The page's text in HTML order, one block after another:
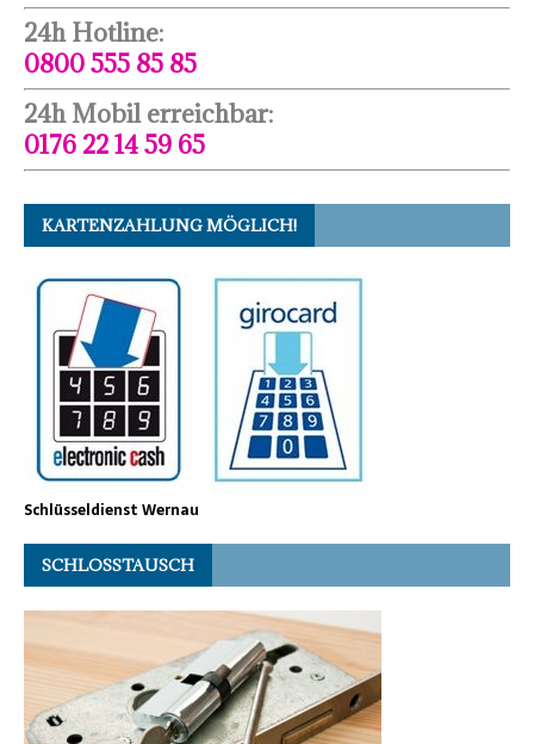
24h Hotline:
0800 555 85 85
24h Mobil erreichbar:
0176 22 14 59 65
KARTENZAHLUNG MÖGLICH!
Schlüsseldienst Wernau
SCHLOSSTAUSCH